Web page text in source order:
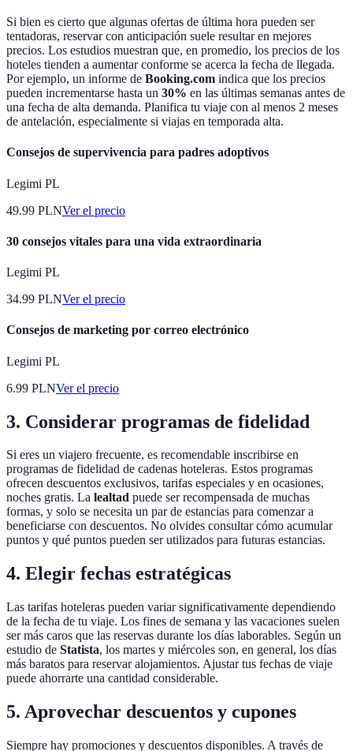
Si bien es cierto que algunas ofertas de última hora pueden ser
tentadoras, reservar con anticipación suele resultar en mejores
precios. Los estudios muestran que, en promedio, los precios de los
hoteles tienden a aumentar conforme se acerca la fecha de llegada.
Por ejemplo, un informe de Booking.com indica que los precios
pueden incrementarse hasta un 30% en las últimas semanas antes de
una fecha de alta demanda. Planifica tu viaje con al menos 2 meses
de antelación, especialmente si viajas en temporada alta.
Consejos de supervivencia para padres adoptivos
Legimi PL
49.99 PLNVer el precio
30 consejos vitales para una vida extraordinaria
Legimi PL
34.99 PLNVer el precio
Consejos de marketing por correo electrónico
Legimi PL
6.99 PLNVer el precio
3. Considerar programas de fidelidad
Si eres un viajero frecuente, es recomendable inscribirse en
programas de fidelidad de cadenas hoteleras. Estos programas
ofrecen descuentos exclusivos, tarifas especiales y en ocasiones,
noches gratis. La lealtad puede ser recompensada de muchas
formas, y solo se necesita un par de estancias para comenzar a
beneficiarse con descuentos. No olvides consultar cómo acumular
puntos y qué puntos pueden ser utilizados para futuras estancias.
4. Elegir fechas estratégicas
Las tarifas hoteleras pueden variar significativamente dependiendo
de la fecha de tu viaje. Los fines de semana y las vacaciones suelen
ser más caros que las reservas durante los días laborables. Según un
estudio de Statista, los martes y miércoles son, en general, los días
más baratos para reservar alojamientos. Ajustar tus fechas de viaje
puede ahorrarte una cantidad considerable.
5. Aprovechar descuentos y cupones
Siempre hay promociones y descuentos disponibles. A través de